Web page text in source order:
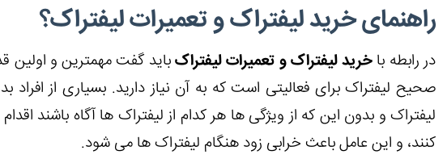
راهنمای خرید لیفتراک و تعمیرات لیفتراک؟
در رابطه باخرید لیفتراک و تعمیرات لیفتراکباید گفت مهمترین و اولین
صحیح لیفتراک برای فعالیتی است که به آن نیاز دارید. بسیاری از افراد
لیفتراک و بدون این که از ویژگی ها هر کدام از لیفتراک ها آگاه باشند
کنند، و این عامل باعث خرابی زود هنگام لیفتراک ها می شود.